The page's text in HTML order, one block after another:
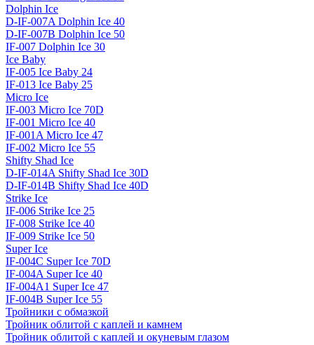
Dolphin Ice
D-IF-007A Dolphin Ice 40
D-IF-007B Dolphin Ice 50
IF-007 Dolphin Ice 30
Ice Baby
IF-005 Ice Baby 24
IF-013 Ice Baby 25
Micro Ice
IF-003 Micro Ice 70D
IF-001 Micro Ice 40
IF-001A Micro Ice 47
IF-002 Micro Ice 55
Shifty Shad Ice
D-IF-014A Shifty Shad Ice 30D
D-IF-014B Shifty Shad Ice 40D
Strike Ice
IF-006 Strike Ice 25
IF-008 Strike Ice 40
IF-009 Strike Ice 50
Super Ice
IF-004C Super Ice 70D
IF-004A Super Ice 40
IF-004A1 Super Ice 47
IF-004B Super Ice 55
Тройники с обмазкой
Тройник облитой с каплей и камнем
Тройник облитой с каплей и окуневым глазом